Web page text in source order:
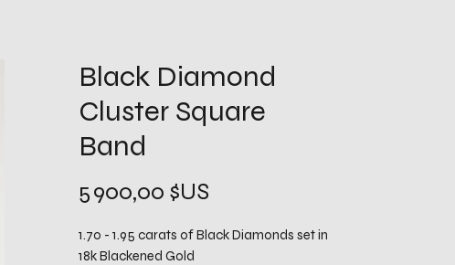
Black Diamond
Cluster Square
Band
5 900,00 $US
1.70 - 1.95 carats of Black Diamonds set in
18k Blackened Gold